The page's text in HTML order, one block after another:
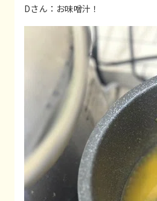
Dさん：お味噌汁！